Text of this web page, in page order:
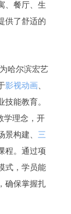
、餐厅、生
供了舒适的
哈尔滨宏艺
影视动画、
技能教育。
学理念，开
构建、 三
程。通过项
式，学员能
确保掌握扎